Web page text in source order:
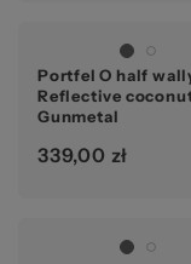
Portfel O half
Reflective
Gunmetal
339,00 zł